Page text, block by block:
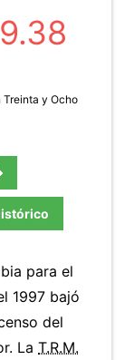
Treinta y Ocho
para el
1997 bajó
del
La T.R.M.